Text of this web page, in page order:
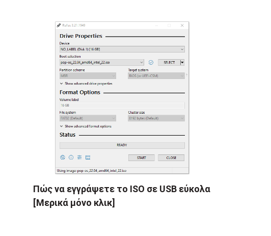
Πώς να εγγράψετε το ISO σε USB εύκολα
[Μερικά μόνο κλικ]